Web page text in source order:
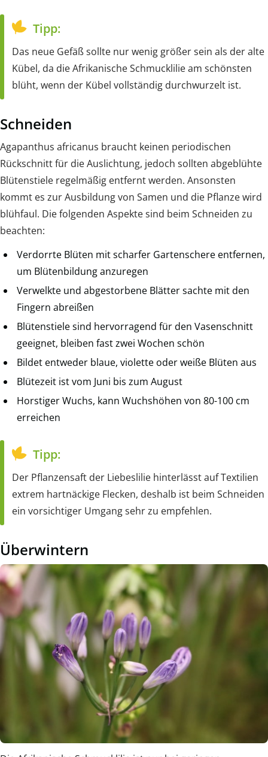
Tipp:
Das neue Gefäß sollte nur wenig größer sein als der alte
Kübel, da die Afrikanische Schmucklilie am schönsten
blüht, wenn der Kübel vollständig durchwurzelt ist.
Schneiden
Agapanthus africanus braucht keinen periodischen
Rückschnitt für die Auslichtung, jedoch sollten abgeblühte
Blütenstiele regelmäßig entfernt werden. Ansonsten
kommt es zur Ausbildung von Samen und die Pflanze wird
blühfaul. Die folgenden Aspekte sind beim Schneiden zu
beachten:
Verdorrte Blüten mit scharfer Gartenschere entfernen,
um Blütenbildung anzuregen
Verwelkte und abgestorbene Blätter sachte mit den
Fingern abreißen
Blütenstiele sind hervorragend für den Vasenschnitt
geeignet, bleiben fast zwei Wochen schön
Bildet entweder blaue, violette oder weiße Blüten aus
Blütezeit ist vom Juni bis zum August
Horstiger Wuchs, kann Wuchshöhen von 80-100 cm
erreichen
Tipp:
Der Pflanzensaft der Liebeslilie hinterlässt auf Textilien
extrem hartnäckige Flecken, deshalb ist beim Schneiden
ein vorsichtiger Umgang sehr zu empfehlen.
Überwintern